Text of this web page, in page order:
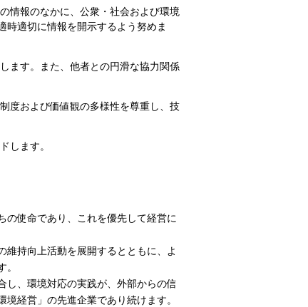
情報のなかに、公衆・社会および環境
時適切に情報を開示するよう努めま
ます。また、他者との円滑な協力関係
度および価値観の多様性を尊重し、技
します。
使命であり、これを優先して経営に
持向上活動を展開するとともに、よ
し、環境対応の実践が、外部からの信
経営」の先進企業であり続けます。